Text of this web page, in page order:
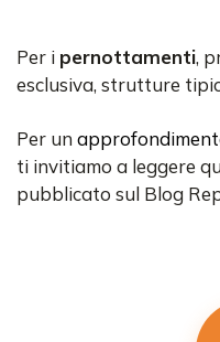
Per i pernottamenti,
esclusiva, strutture
Per un
ti invitiamo a leggere
pubblicato sul Blog